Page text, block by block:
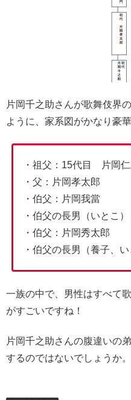
片岡千之助さんが歌舞伎界
ように、家系図がかなり豪華
・祖父：15代目 片岡仁
・父：片岡孝太郎
・伯父：片岡我當
・伯父の長男（いとこ
・伯父：片岡秀太郎
・伯父の長男（養子、
一族の中で、男性はすべて
がすごいですね！
片岡千之助さんの腹違いの
するのではないでしょうか。